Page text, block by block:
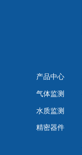
产品中心
气体监测
水质监测
精密器件